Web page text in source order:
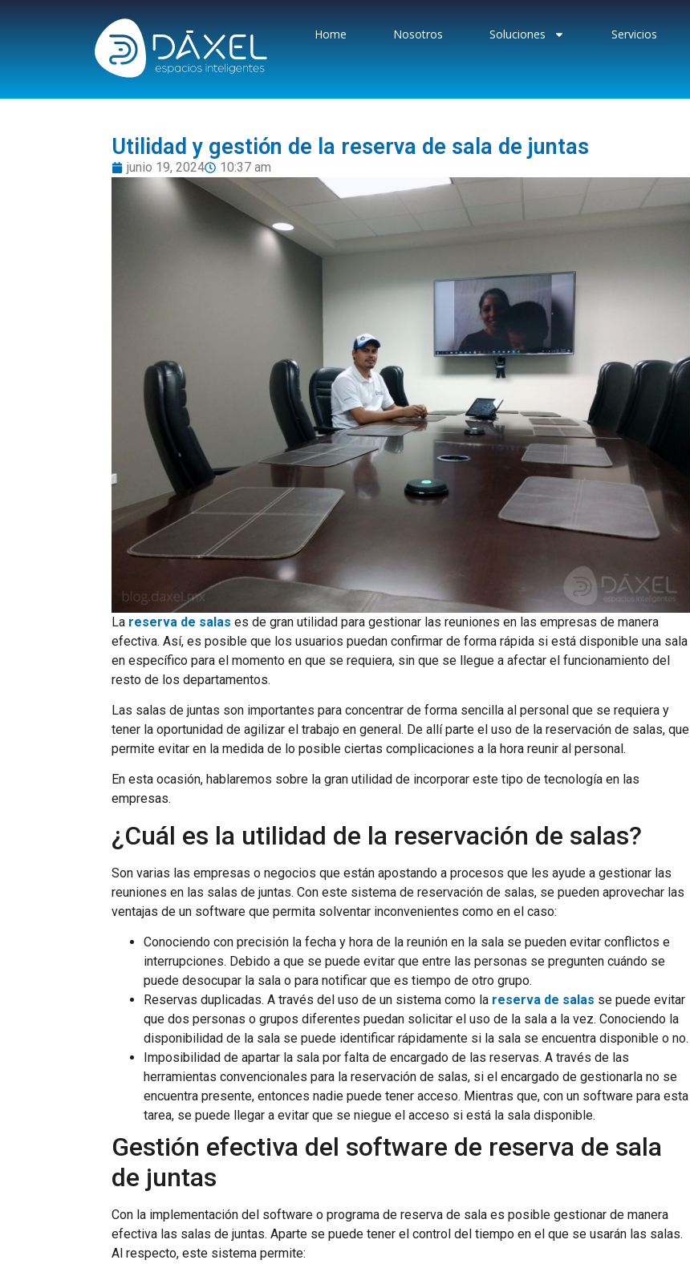
Home Nosotros Soluciones Servicios
Utilidad y gestión de la reserva de sala de juntas
junio 19, 2024 10:37 am
La reserva de salas es de gran utilidad para gestionar las reuniones en las empresas de manera
efectiva. Así, es posible que los usuarios puedan confirmar de forma rápida si está disponible una sala
en específico para el momento en que se requiera, sin que se llegue a afectar el funcionamiento del
resto de los departamentos.
Las salas de juntas son importantes para concentrar de forma sencilla al personal que se requiera y
tener la oportunidad de agilizar el trabajo en general. De allí parte el uso de la reservación de salas, que
permite evitar en la medida de lo posible ciertas complicaciones a la hora reunir al personal.
En esta ocasión, hablaremos sobre la gran utilidad de incorporar este tipo de tecnología en las
empresas.
¿Cuál es la utilidad de la reservación de salas?
Son varias las empresas o negocios que están apostando a procesos que les ayude a gestionar las
reuniones en las salas de juntas. Con este sistema de reservación de salas, se pueden aprovechar las
ventajas de un software que permita solventar inconvenientes como en el caso:
Conociendo con precisión la fecha y hora de la reunión en la sala se pueden evitar conflictos e
interrupciones. Debido a que se puede evitar que entre las personas se pregunten cuándo se
puede desocupar la sala o para notificar que es tiempo de otro grupo.
Reservas duplicadas. A través del uso de un sistema como la reserva de salas se puede evitar
que dos personas o grupos diferentes puedan solicitar el uso de la sala a la vez. Conociendo la
disponibilidad de la sala se puede identificar rápidamente si la sala se encuentra disponible o no.
Imposibilidad de apartar la sala por falta de encargado de las reservas. A través de las
herramientas convencionales para la reservación de salas, si el encargado de gestionarla no se
encuentra presente, entonces nadie puede tener acceso. Mientras que, con un software para esta
tarea, se puede llegar a evitar que se niegue el acceso si está la sala disponible.
Gestión efectiva del software de reserva de sala
de juntas
Con la implementación del software o programa de reserva de sala es posible gestionar de manera
efectiva las salas de juntas. Aparte se puede tener el control del tiempo en el que se usarán las salas.
Al respecto, este sistema permite: